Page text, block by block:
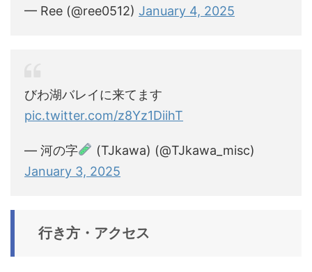
— Ree (@ree0512) January 4, 2025
びわ湖バレイに来てます
pic.twitter.com/z8Yz1DiihT
— 河の字
(TJkawa) (@TJkawa_misc)
January 3, 2025
行き方・アクセス